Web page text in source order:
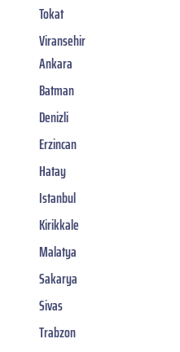
Tokat
Viransehir
Ankara
Batman
Denizli
Erzincan
Hatay
Istanbul
Kirikkale
Malatya
Sakarya
Sivas
Trabzon